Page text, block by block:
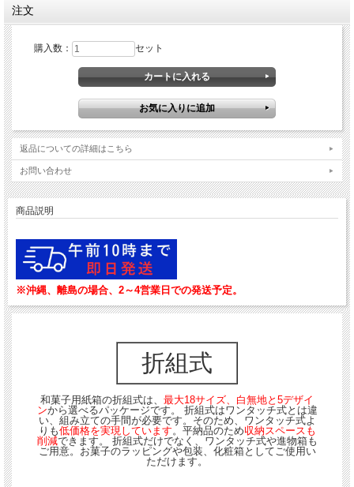
注文
購入数： セット
返品についての詳細はこちら
お問い合わせ
商品説明
※沖縄、離島の場合、2～4営業日での発送予定。
折組式
和菓子用紙箱の折組式は、 最大18サイズ、白無地と5デザイ
ンから選べるパッケージです。 折組式はワンタッチ式とは違
い、組み立ての手間が必要です。そのため、ワンタッチ式よ
りも低価格を実現しています。平納品のため収納スペースも
削減できます。 折組式だけでなく、ワンタッチ式や進物箱も
ご用意。お菓子のラッピングや包装、化粧箱としてご使用い
ただけます。